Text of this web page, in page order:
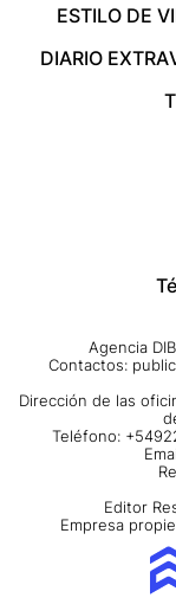
ESTILO DE
DIARIO EXTRA
Agencia
Contactos:
Dirección de las
Teléfono:
Editor
Empresa